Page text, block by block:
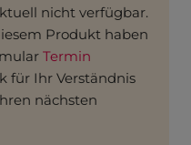
nicht verfügbar.
Produkt haben
Termin
für Ihr Verständnis
nächsten